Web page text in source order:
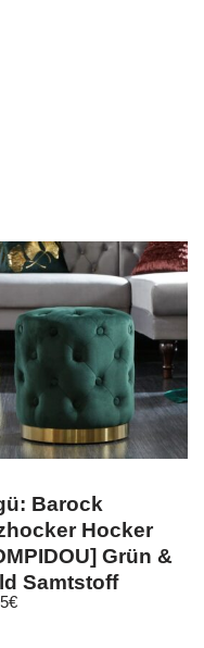
Barock
Hocker
Grün &
Samtstoff
36cm x
€